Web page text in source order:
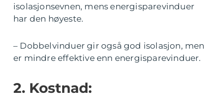
isolasjonsevnen, mens energisparevinduer
har den høyeste.
– Dobbelvinduer gir også god isolasjon, men
er mindre effektive enn energisparevinduer.
2. Kostnad: